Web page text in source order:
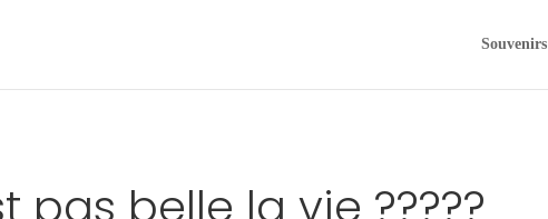
pas belle la vie ?????